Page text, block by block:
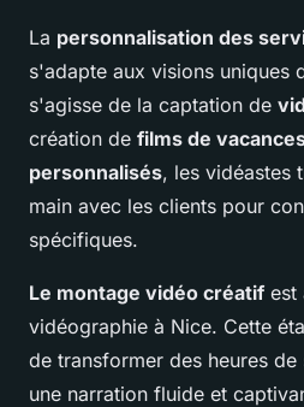
La personnalisation des
s'adapte aux visions uniques
s'agisse de la captation de
création de films de
personnalisés, les vidéastes
main avec les clients pour
spécifiques.
Le montage vidéo créatif est
vidéographie à Nice. Cette
de transformer des heures de
une narration fluide et